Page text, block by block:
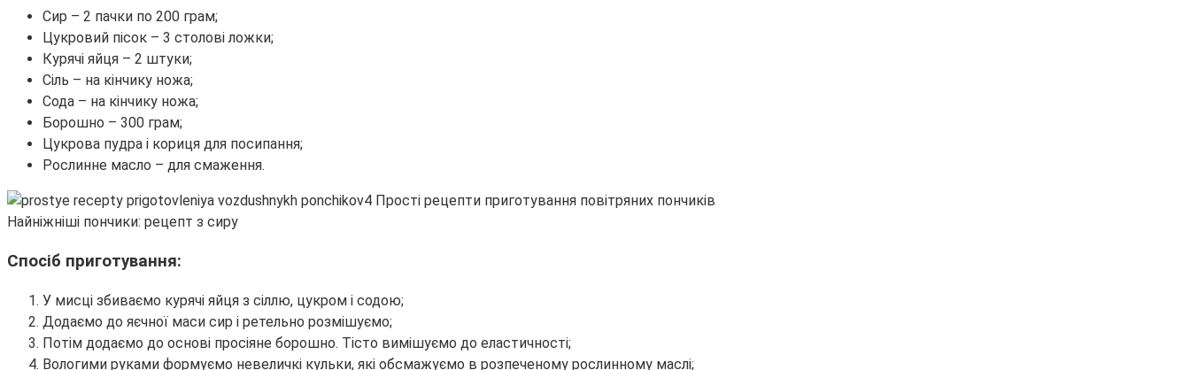
Сир – 2 пачки по 200 грам;
Цукровий пісок – 3 столові ложки;
Курячі яйця – 2 штуки;
Сіль – на кінчику ножа;
Сода – на кінчику ножа;
Борошно – 300 грам;
Цукрова пудра і кориця для посипання;
Рослинне масло – для смаження.
Найніжніші пончики: рецепт з сиру
Спосіб приготування:
У мисці збиваємо курячі яйця з сіллю, цукром і содою;
Додаємо до яєчної маси сир і ретельно розмішуємо;
Потім додаємо до основі просіяне борошно. Тісто вимішуємо до еластичності;
Вологими руками формуємо невеличкі кульки, які обсмажуємо в розпеченому рослинному маслі;